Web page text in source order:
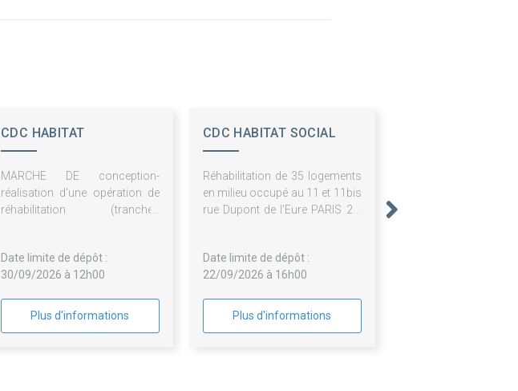
CDC HABITAT
MARCHE DE conception-
réalisation d'une opération de
réhabilitation (tranches
résidence LABORDE et de
surélévation de 3 logements
résidence METROPOLITAIN à
Paris (75008)
Date limite de dépôt :
30/09/2026 à 12h00
Plus d'informations
CDC HABITAT SOCIAL
Réhabilitation de 35 logements
en milieu occupé au 11 et 11bis
rue Dupont de l'Eure PARIS 20.
Date limite de dépôt :
22/09/2026 à 16h00
Plus d'informations